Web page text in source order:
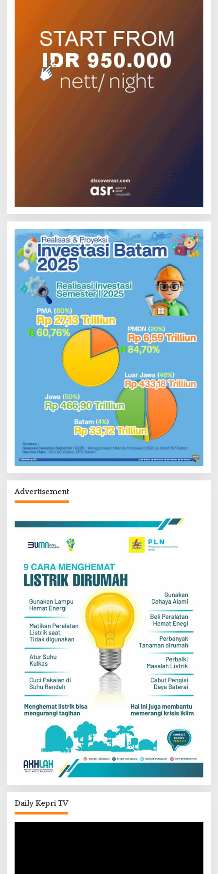
Advertisement
Daily Kepri TV